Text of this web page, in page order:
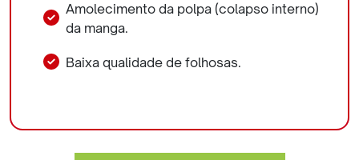
Amolecimento da polpa (colapso interno)
da manga.
Baixa qualidade de folhosas.